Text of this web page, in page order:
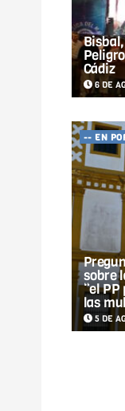
Cádiz
6 DE
-- EN
sobre
“el
las
5 DE